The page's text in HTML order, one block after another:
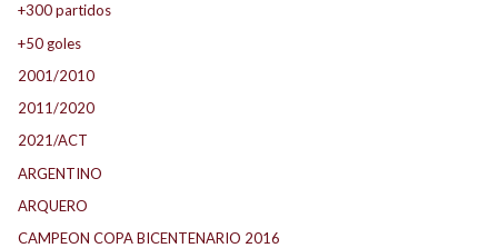
+300 partidos
+50 goles
2001/2010
2011/2020
2021/ACT
ARGENTINO
ARQUERO
CAMPEON COPA BICENTENARIO 2016